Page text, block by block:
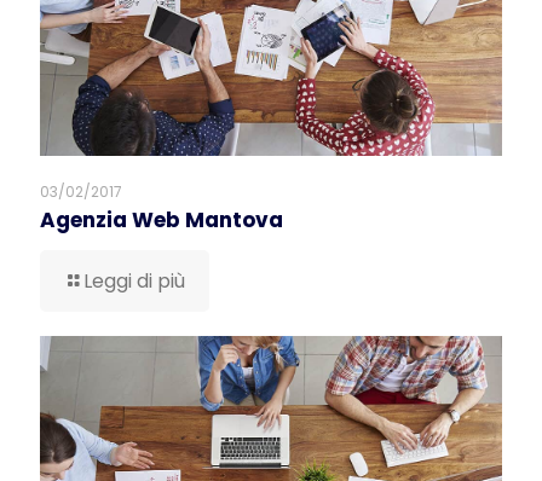
03/02/2017
Agenzia Web Mantova
Leggi di più